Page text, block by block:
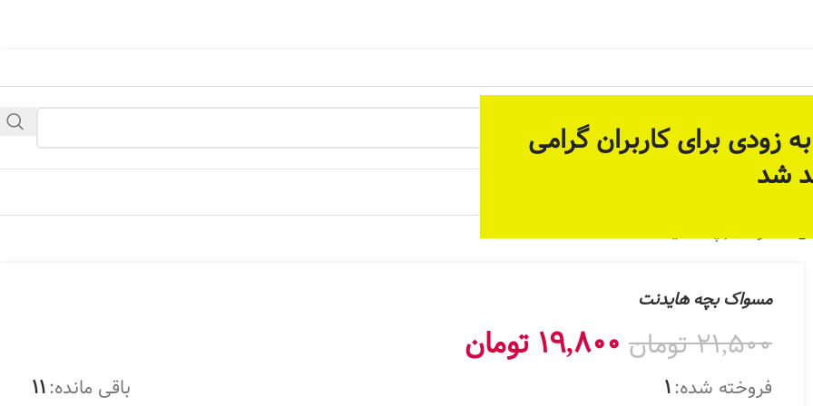
زودی برای کاربران گرامی
شد
مسواک بچه هایدنت
مسواک بچه هایدنت
21,500تومان 19,800 تومان
فروخته شده:1 باقی مانده:11